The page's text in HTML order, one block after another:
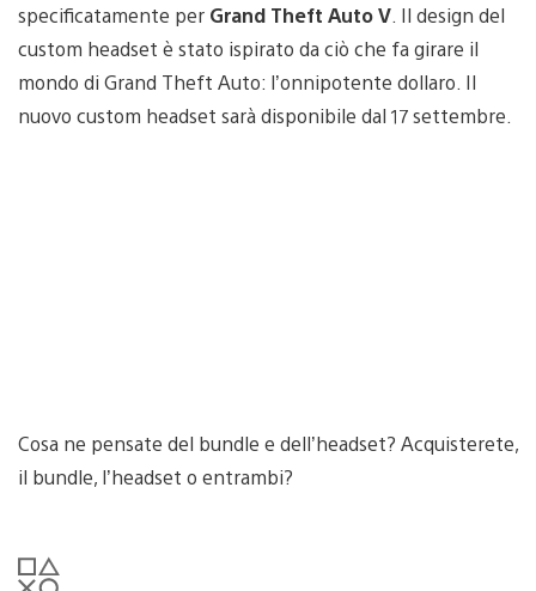
specificatamente per Grand Theft Auto V . Il design del
custom headset è stato ispirato da ciò che fa girare il
mondo di Grand Theft Auto: l’onnipotente dollaro. Il
nuovo custom headset sarà disponibile dal 17 settembre.
Cosa ne pensate del bundle e dell’headset? Acquisterete,
il bundle, l’headset o entrambi?